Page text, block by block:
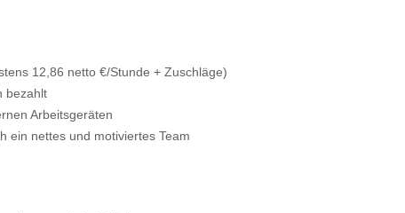
12,86 netto €/Stunde + Zuschläge)
bezahlt
Arbeitsgeräten
ein nettes und motiviertes Team